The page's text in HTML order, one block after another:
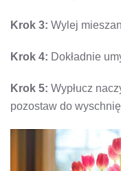
Krok 3: Wylej
Krok 4: Dokładnie
Krok 5: Wypłucz
pozostaw do